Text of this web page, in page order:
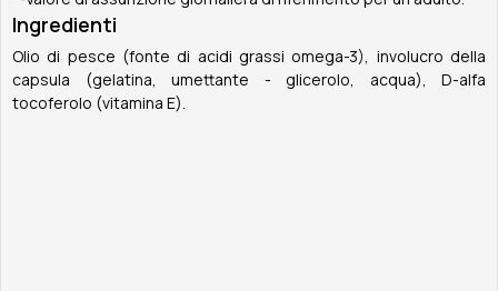
Ingredienti
Olio di pesce (fonte di acidi grassi omega-3), involucro della
capsula (gelatina, umettante - glicerolo, acqua), D-alfa
tocoferolo (vitamina E).